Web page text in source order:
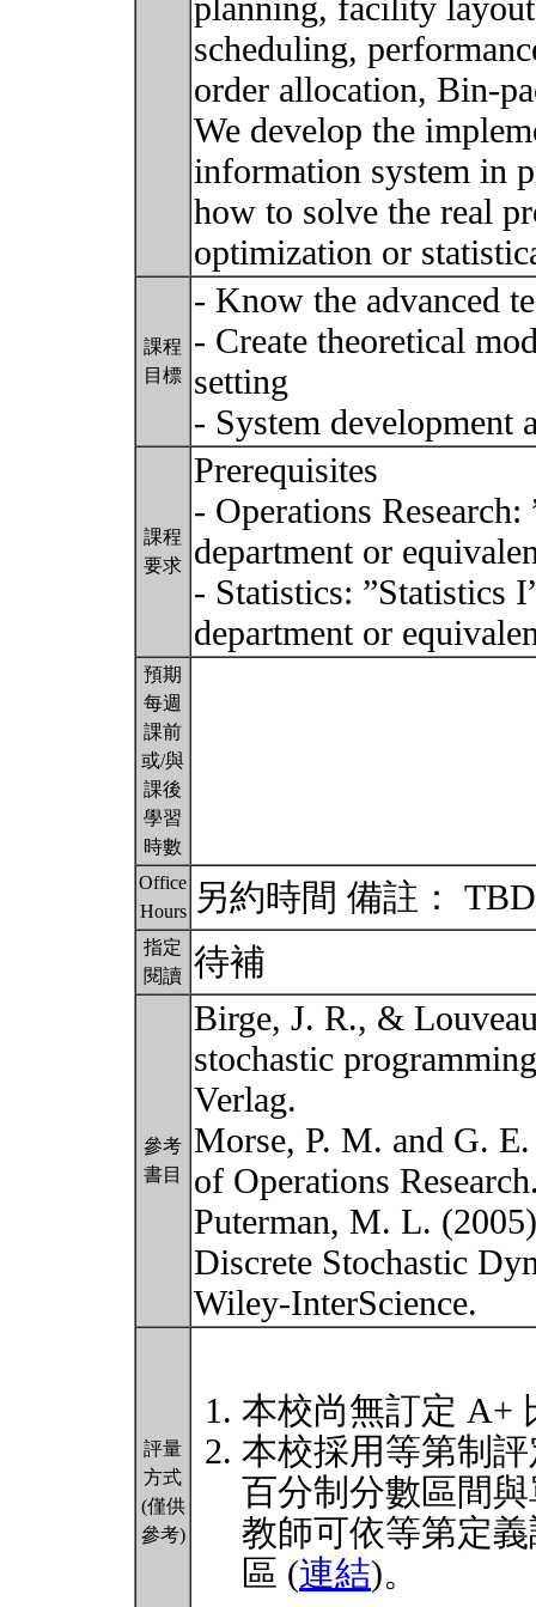
planning, facility
scheduling,
order allocation, Bin-
We develop the
information system in
how to solve the real
optimization or
課程
目標
- Know the advanced
- Create theoretical
setting
- System development
課程
要求
Prerequisites
- Operations
department or
- Statistics: ”Statistics
department or
預期
每週
課前
或/與
課後
學習
時數
Office
Hours
另約時間 備註：
指定
閱讀 待補
參考
書目
Birge, J. R., &
stochastic
Verlag.
Morse, P. M. and G.
of Operations
Puterman, M. L.
Discrete Stochastic
Wiley-InterScience.
評量
方式
(僅供
參考)
本校尚無訂定 A+
本校採用等第制
百分制分數區間
教師可依等第定
區 (連結)。